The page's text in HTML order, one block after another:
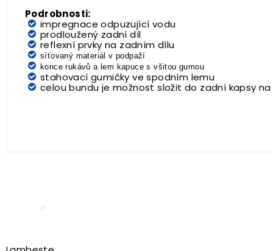
Podrobnosti:
impregnace odpuzující vodu
prodloužený zadní díl
reflexní prvky na zadním dílu
síťovaný materiál v podpaží
konce rukávů a lem kapuce s všitou gumou
stahovací gumičky ve spodním lemu
celou bundu je možnost složit do zadní kapsy na